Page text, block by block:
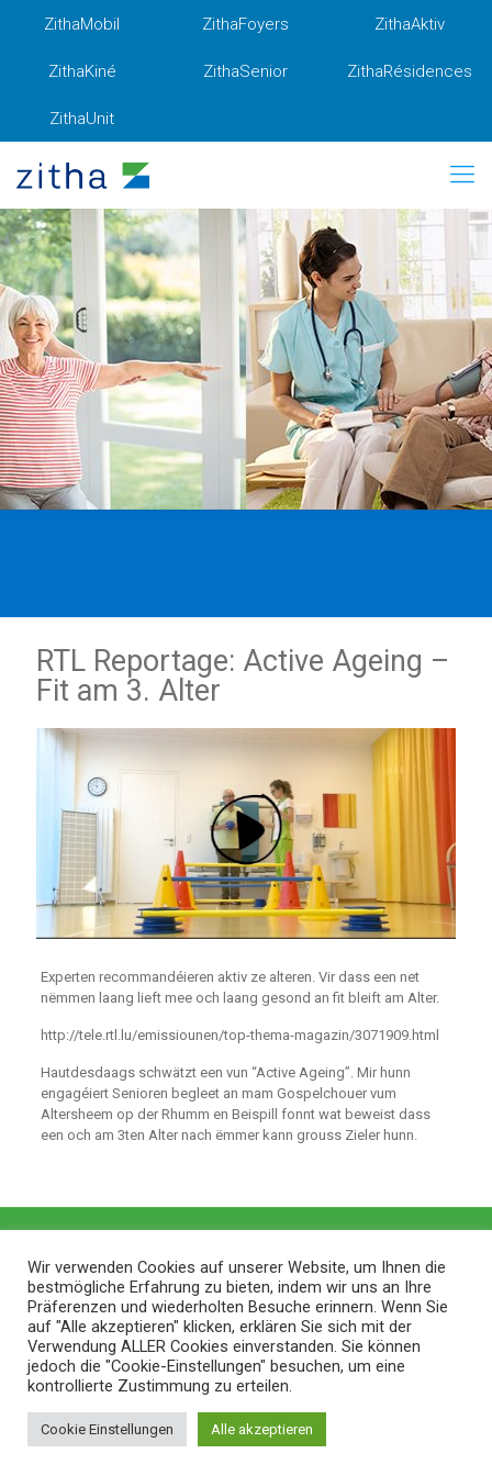
ZithaMobil ZithaFoyers ZithaAktiv
ZithaKiné ZithaSenior ZithaRésidences
ZithaUnit
RTL Reportage: Active Ageing –
Fit am 3. Alter
Experten recommandéieren aktiv ze alteren. Vir dass een net
nëmmen laang lieft mee och laang gesond an fit bleift am Alter.
http://tele.rtl.lu/emissiounen/top-thema-magazin/3071909.html
Hautdesdaags schwätzt een vun “Active Ageing”. Mir hunn
engagéiert Senioren begleet an mam Gospelchouer vum
Altersheem op der Rhumm en Beispill fonnt wat beweist dass
een och am 3ten Alter nach ëmmer kann grouss Zieler hunn.
© 2026 ZithaBlog |Web Design and Service made in
Luxembourg provided by
Wir verwenden Cookies auf unserer Website, um Ihnen die
bestmögliche Erfahrung zu bieten, indem wir uns an Ihre
Präferenzen und wiederholten Besuche erinnern. Wenn Sie
auf "Alle akzeptieren" klicken, erklären Sie sich mit der
Verwendung ALLER Cookies einverstanden. Sie können
jedoch die "Cookie-Einstellungen" besuchen, um eine
kontrollierte Zustimmung zu erteilen.
Cookie Einstellungen Alle akzeptieren